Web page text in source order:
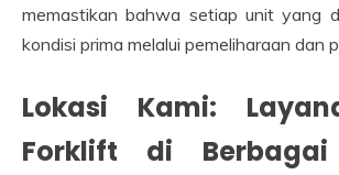
memastikan bahwa setiap unit yang
kondisi prima melalui pemeliharaan dan
Lokasi Kami:
Forklift di Berbagai